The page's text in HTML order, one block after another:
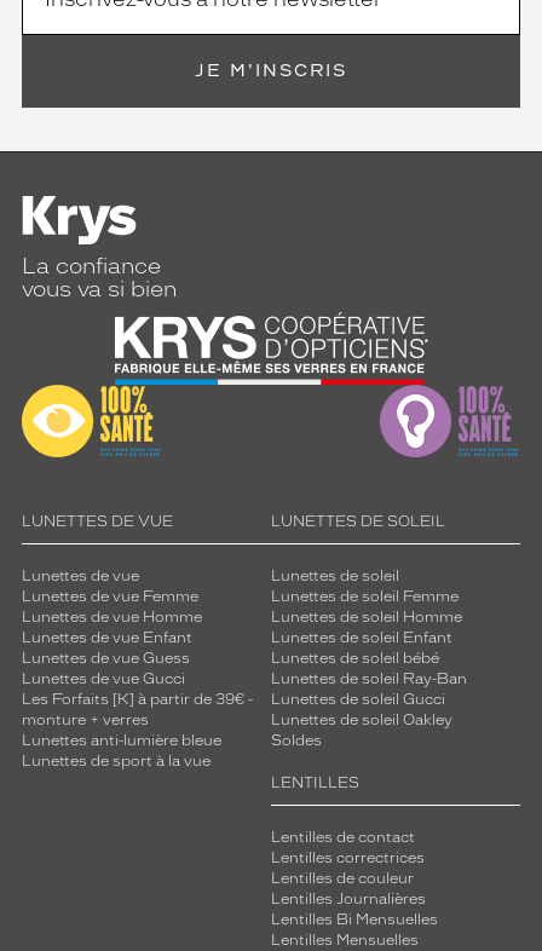
JE M'INSCRIS
La confiance
vous va si bien
LUNETTES DE VUE
Lunettes de vue
Lunettes de vue Femme
Lunettes de vue Homme
Lunettes de vue Enfant
Lunettes de vue Guess
Lunettes de vue Gucci
Les Forfaits [K] à partir de 39€ -
monture + verres
Lunettes anti-lumière bleue
Lunettes de sport à la vue
LUNETTES DE SOLEIL
Lunettes de soleil
Lunettes de soleil Femme
Lunettes de soleil Homme
Lunettes de soleil Enfant
Lunettes de soleil bébé
Lunettes de soleil Ray-Ban
Lunettes de soleil Gucci
Lunettes de soleil Oakley
Soldes
LENTILLES
Lentilles de contact
Lentilles correctrices
Lentilles de couleur
Lentilles Journalières
Lentilles Bi Mensuelles
Lentilles Mensuelles